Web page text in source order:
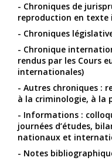
- Chroniques de
reproduction en texte
- Chroniques
- Chronique
rendus par les Cours
internationales)
- Autres chroniques :
à la criminologie, à la
- Informations :
journées d’études,
nationaux et
- Notes